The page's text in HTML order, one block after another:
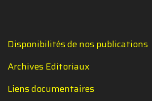
Disponibilités de nos publications
Archives Editoriaux
Liens documentaires